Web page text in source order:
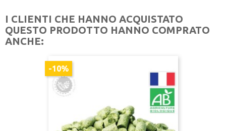
I CLIENTI CHE HANNO ACQUISTATO
QUESTO PRODOTTO HANNO COMPRATO
ANCHE:
-10%